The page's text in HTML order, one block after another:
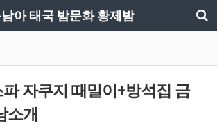
아 태국 밤문화 황제밤
자쿠지 때밀이+방석집 금
소개